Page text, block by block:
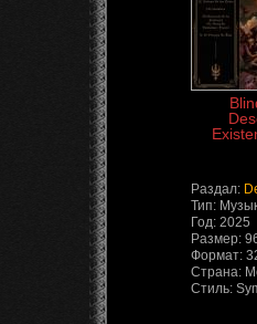
Раздал:
Тип:
Год: 2025
Размер:
Формат:
Страна:
Стиль: